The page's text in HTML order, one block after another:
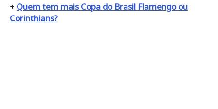
+ Quem tem mais Copa do Brasil Flamengo ou
Corinthians?